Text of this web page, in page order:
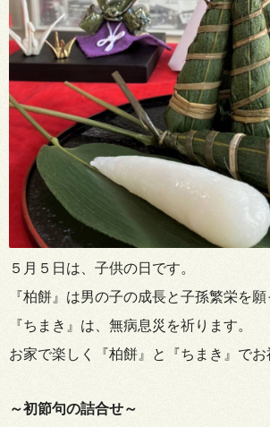
５月５日は、子供の日です。
『柏餅』は男の子の成長と子孫繁栄を願
『ちまき』は、無病息災を祈ります。
お家で楽しく『柏餅』と『ちまき』でお
～初節句の詰合せ～